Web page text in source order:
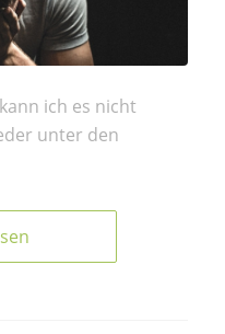
ich es nicht
unter den